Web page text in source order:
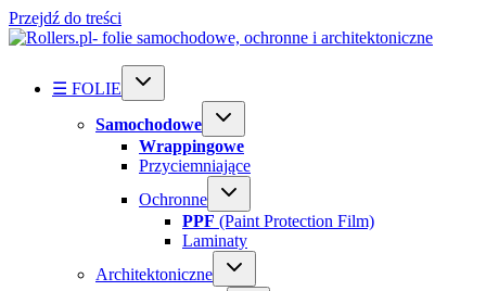
Przejdź do treści
☰ FOLIE
Samochodowe
Wrappingowe
Przyciemniające
Ochronne
PPF (Paint Protection Film)
Laminaty
Architektoniczne